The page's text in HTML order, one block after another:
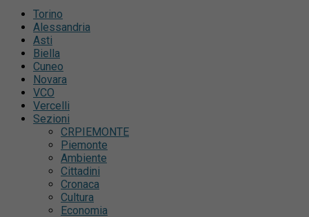
Torino
Alessandria
Asti
Biella
Cuneo
Novara
VCO
Vercelli
Sezioni
CRPIEMONTE
Piemonte
Ambiente
Cittadini
Cronaca
Cultura
Economia